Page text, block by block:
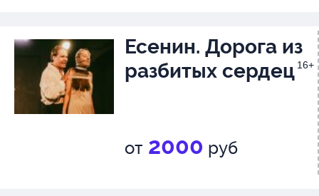
Есенин. Дорога из
разбитых сердец 16+
от 2000 руб